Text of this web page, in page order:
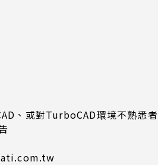
、或對TurboCAD環境不熟悉者